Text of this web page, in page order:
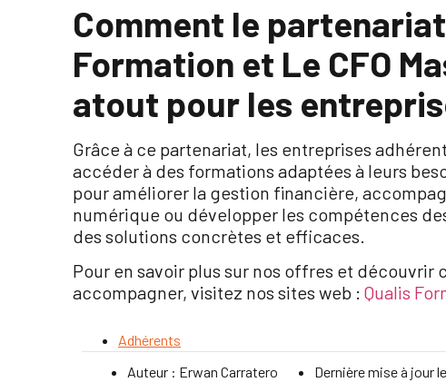
Comment le
Formation et Le CFO
atout pour les
Grâce à ce partenariat, les entreprises
accéder à des formations adaptées à leurs
pour améliorer la gestion financière,
numérique ou développer les compétences
des solutions concrètes et efficaces.
Pour en savoir plus sur nos offres et découvrir
accompagner, visitez nos sites web : Qualis
Adhérents
Auteur : Erwan Carratero Dernière mise à jour le